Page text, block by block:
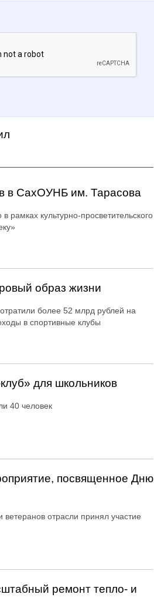
в в СахОУНБ им. Тарасова
рамках культурно-просветительского
образ жизни
более 52 млрд рублей на
в спортивные клубы
для школьников
40 человек
посвященное Дню
отрасли принял участие
ремонт тепло- и